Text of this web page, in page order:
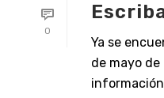
0
Ya se
de mayo